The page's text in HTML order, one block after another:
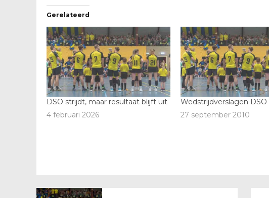
Gerelateerd
DSO strijdt, maar resultaat blijft uit
4 februari 2026
Wedstrijdverslagen DSO
27 september 2010